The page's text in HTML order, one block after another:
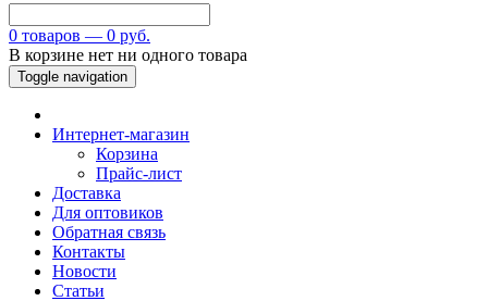
0 товаров — 0 руб.
В корзине нет ни одного товара
Toggle navigation
Интернет-магазин
Корзина
Прайс-лист
Доставка
Для оптовиков
Обратная связь
Контакты
Новости
Статьи